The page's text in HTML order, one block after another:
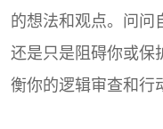
的想法和观点。问问
还是只是阻碍你或保
衡你的逻辑审查和行